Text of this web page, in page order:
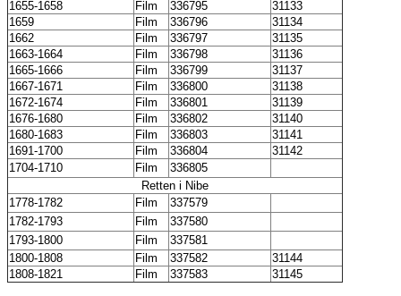
1655-1658
Film 336795
31133
1659
Film 336796
31134
1662
Film 336797
31135
1663-1664
Film 336798
31136
1665-1666
Film 336799
31137
1667-1671
Film 336800
31138
1672-1674
Film 336801
31139
1676-1680
Film 336802
31140
1680-1683
Film 336803
31141
1691-1700
Film 336804
31142
1704-1710
Film
336805
Retten i Nibe
1778-1782
Film
337579
1782-1793
Film
337580
1793-1800
Film
337581
1800-1808
Film 337582
31144
1808-1821
Film 337583 31145